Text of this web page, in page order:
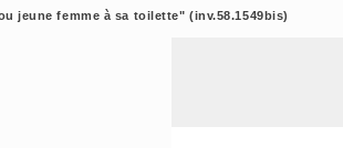
jeune femme à sa toilette" (inv.58.1549bis)